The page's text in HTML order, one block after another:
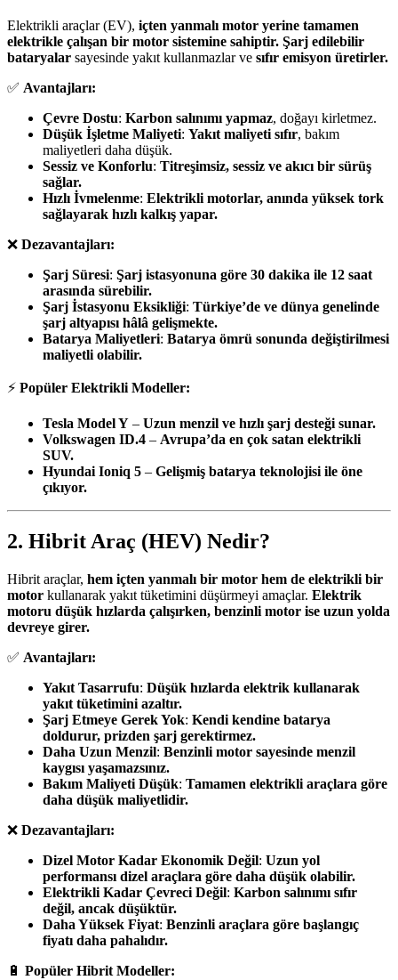
Elektrikli araçlar (EV), içten yanmalı motor yerine tamamen
elektrikle çalışan bir motor sistemine sahiptir. Şarj edilebilir
bataryalar sayesinde yakıt kullanmazlar ve sıfır emisyon üretirler.
✅ Avantajları:
Çevre Dostu: Karbon salınımı yapmaz, doğayı kirletmez.
Düşük İşletme Maliyeti: Yakıt maliyeti sıfır, bakım
maliyetleri daha düşük.
Sessiz ve Konforlu: Titreşimsiz, sessiz ve akıcı bir sürüş
sağlar.
Hızlı İvmelenme: Elektrikli motorlar, anında yüksek tork
sağlayarak hızlı kalkış yapar.
❌ Dezavantajları:
Şarj Süresi: Şarj istasyonuna göre 30 dakika ile 12 saat
arasında sürebilir.
Şarj İstasyonu Eksikliği: Türkiye’de ve dünya genelinde
şarj altyapısı hâlâ gelişmekte.
Batarya Maliyetleri: Batarya ömrü sonunda değiştirilmesi
maliyetli olabilir.
⚡ Popüler Elektrikli Modeller:
Tesla Model Y – Uzun menzil ve hızlı şarj desteği sunar.
Volkswagen ID.4 – Avrupa’da en çok satan elektrikli
SUV.
Hyundai Ioniq 5 – Gelişmiş batarya teknolojisi ile öne
çıkıyor.
2. Hibrit Araç (HEV) Nedir?
Hibrit araçlar, hem içten yanmalı bir motor hem de elektrikli bir
motor kullanarak yakıt tüketimini düşürmeyi amaçlar. Elektrik
motoru düşük hızlarda çalışırken, benzinli motor ise uzun yolda
devreye girer.
✅ Avantajları:
Yakıt Tasarrufu: Düşük hızlarda elektrik kullanarak
yakıt tüketimini azaltır.
Şarj Etmeye Gerek Yok: Kendi kendine batarya
doldurur, prizden şarj gerektirmez.
Daha Uzun Menzil: Benzinli motor sayesinde menzil
kaygısı yaşamazsınız.
Bakım Maliyeti Düşük: Tamamen elektrikli araçlara göre
daha düşük maliyetlidir.
❌ Dezavantajları:
Dizel Motor Kadar Ekonomik Değil: Uzun yol
performansı dizel araçlara göre daha düşük olabilir.
Elektrikli Kadar Çevreci Değil: Karbon salınımı sıfır
değil, ancak düşüktür.
Daha Yüksek Fiyat: Benzinli araçlara göre başlangıç
fiyatı daha pahalıdır.
🔋 Popüler Hibrit Modeller: